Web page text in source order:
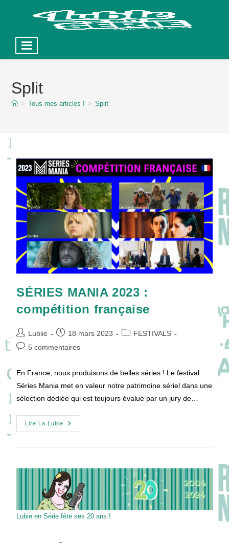
contentSplit
> Tous mes articles ! > Split
SÉRIES MANIA 2023 :
compétition française
Auteur/autrice
de
Lubiie
Publication
publiée :
18 mars 2023
PostFESTIVALS
Commentaires
publication :
5 commentaires
En France, nous produisons de belles séries ! Le festival
Séries Mania met en valeur notre patrimoine sériel dans une
sélection dédiée qui est toujours évalué par un jury de…
Lire La Lubie
SÉRIES
MANIA
Lubie en Série fête ses 20 ans !